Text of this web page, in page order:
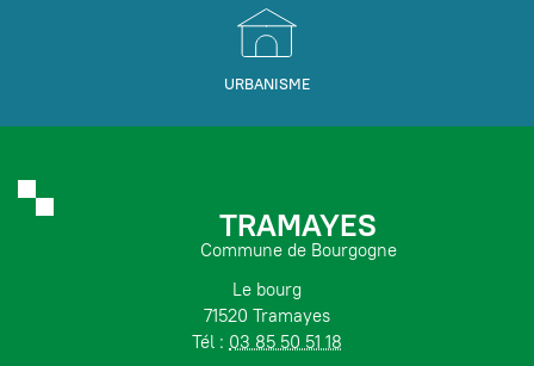
URBANISME
TRAMAYES
Commune de Bourgogne
Le bourg
71520 Tramayes
Tél : 03 85 50 51 18